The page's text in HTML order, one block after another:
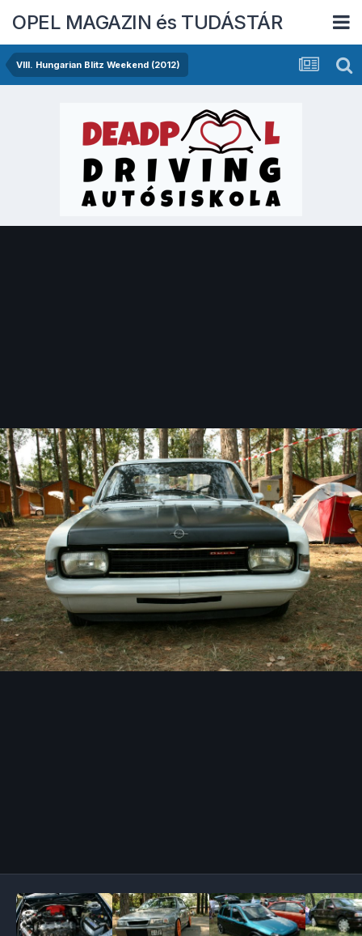
OPEL MAGAZIN és TUDÁSTÁR
VIII. Hungarian Blitz Weekend (2012)